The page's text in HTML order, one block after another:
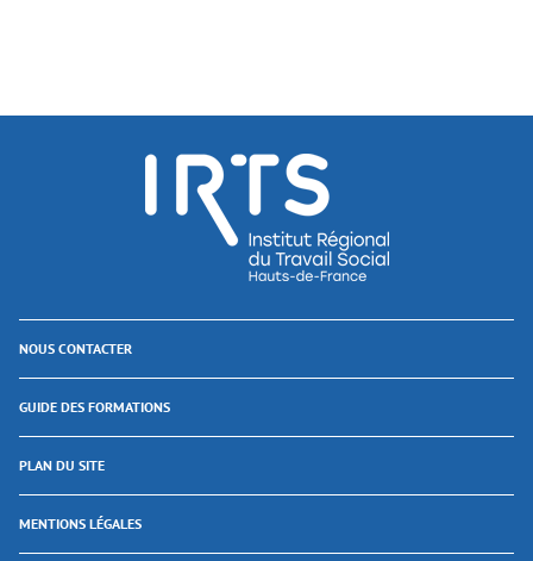
NOUS CONTACTER
GUIDE DES FORMATIONS
PLAN DU SITE
MENTIONS LÉGALES